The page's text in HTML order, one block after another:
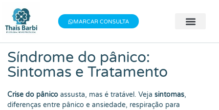
MARCAR CONSULTA
Síndrome do pânico:
Sintomas e Tratamento
Crise do pânico assusta, mas é tratável. Veja sintomas,
diferenças entre pânico e ansiedade, respiração para